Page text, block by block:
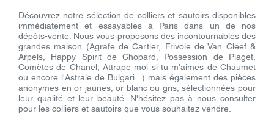
Découvrez notre sélection de colliers et sautoirs disponibles
immédiatement et essayables à Paris dans un de nos
dépôts-vente. Nous vous proposons des incontournables des
grandes maison (Agrafe de Cartier, Frivole de Van Cleef &
Arpels, Happy Spirit de Chopard, Possession de Piaget,
Comètes de Chanel, Attrape moi si tu m'aimes de Chaumet
ou encore l'Astrale de Bulgari...) mais également des pièces
anonymes en or jaunes, or blanc ou gris, sélectionnées pour
leur qualité et leur beauté. N'hésitez pas à nous consulter
pour les colliers et sautoirs que vous souhaitez vendre.